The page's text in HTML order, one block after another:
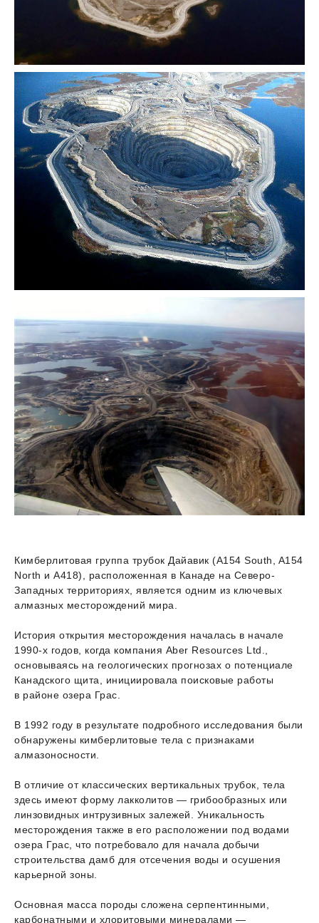
Кимберлитовая группа трубок Дайавик (A154 South, A154
North и A418), расположенная в Канаде на Северо-
Западных территориях, является одним из ключевых
алмазных месторождений мира.
История открытия месторождения началась в начале
1990-х годов, когда компания Aber Resources Ltd.,
основываясь на геологических прогнозах о потенциале
Канадского щита, инициировала поисковые работы
в районе озера Грас.
В 1992 году в результате подробного исследования были
обнаружены кимберлитовые тела с признаками
алмазоносности.
В отличие от классических вертикальных трубок, тела
здесь имеют форму лакколитов — грибообразных или
линзовидных интрузивных залежей. Уникальность
месторождения также в его расположении под водами
озера Грас, что потребовало для начала добычи
строительства дамб для отсечения воды и осушения
карьерной зоны.
Основная масса породы сложена серпентинными,
карбонатными и хлоритовыми минералами —